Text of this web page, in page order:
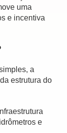
uma
e incentiva
a
estrutura do
e